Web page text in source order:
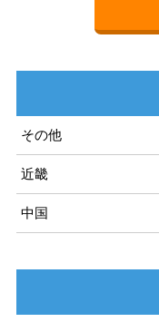
その他
近畿
中国